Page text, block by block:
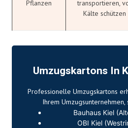
Pflanzen
transportieren,
Kälte schützen
Umzugskartons In
Professionelle Umzugskartons
Ihrem Umzugsunternehmen,
Bauhaus Kiel
OBI Kiel